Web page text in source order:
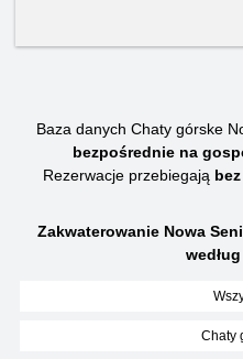
Baza danych Chaty górske
bezpośrednie na
Rezerwacje przebiegają
Zakwaterowanie Nowa
Chaty